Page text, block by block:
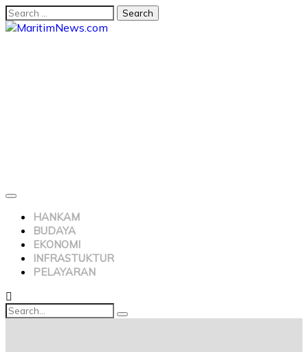
HANKAM
BUDAYA
EKONOMI
INFRASTUKTUR
PELAYARAN